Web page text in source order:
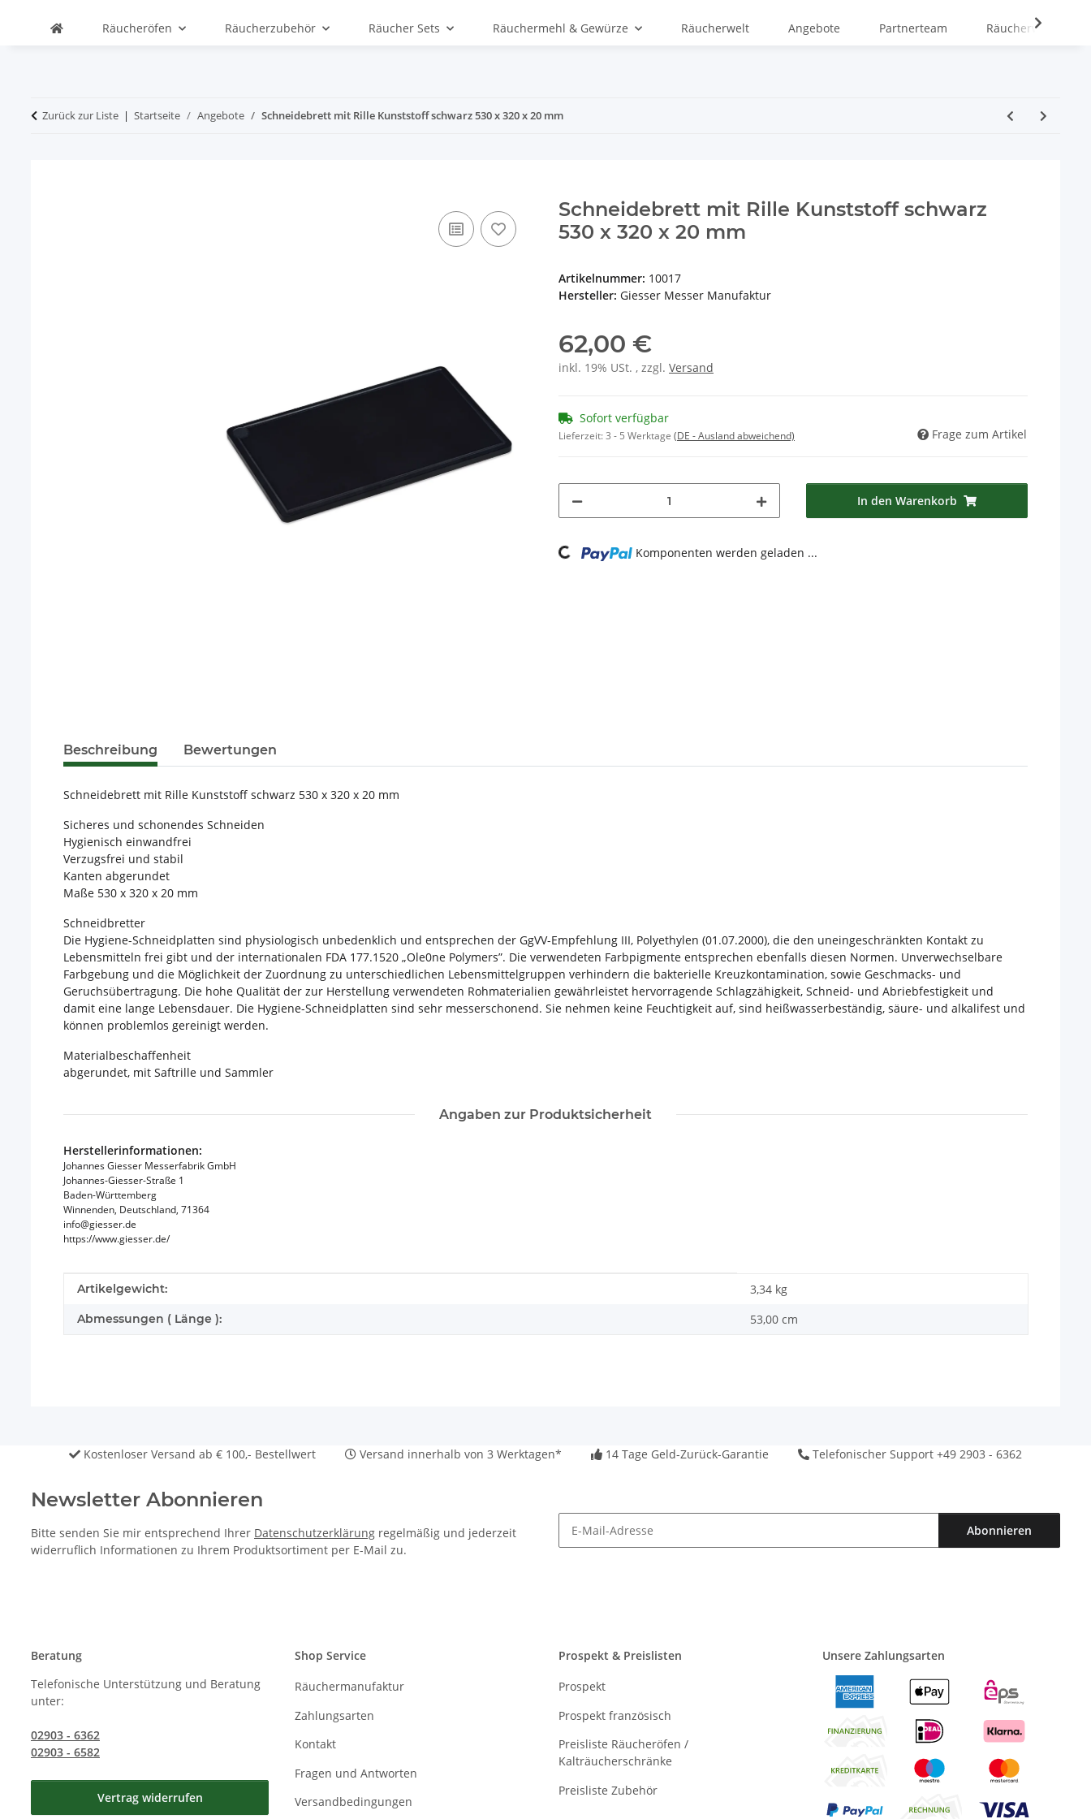
Räucheröfen Räucherzubehör Räucher Sets Räuchermehl & Gewürze Räucherwelt Angebote Partnerteam Räucherwiki
Zurück zur Liste Startseite Angebote Schneidebrett mit Rille Kunststoff schwarz 530 x 320 x 20 mm
Schneidebrett mit Rille Kunststoff schwarz
530 x 320 x 20 mm
Artikelnummer: 10017
Hersteller: Giesser Messer Manufaktur
62,00 €
inkl. 19% USt. , zzgl. Versand
Sofort verfügbar
Lieferzeit:3 - 5 Werktage (DE - Ausland abweichend) Frage zum Artikel
In den Warenkorb
Loading... Komponenten werden geladen ...
Beschreibung Bewertungen
Schneidebrett mit Rille Kunststoff schwarz 530 x 320 x 20 mm
Sicheres und schonendes Schneiden
Hygienisch einwandfrei
Verzugsfrei und stabil
Kanten abgerundet
Maße 530 x 320 x 20 mm
Schneidbretter
Die Hygiene-Schneidplatten sind physiologisch unbedenklich und entsprechen der GgVV-Empfehlung III, Polyethylen (01.07.2000), die den uneingeschränkten Kontakt zu
Lebensmitteln frei gibt und der internationalen FDA 177.1520 „Ole0ne Polymers”. Die verwendeten Farbpigmente entsprechen ebenfalls diesen Normen. Unverwechselbare
Farbgebung und die Möglichkeit der Zuordnung zu unterschiedlichen Lebensmittelgruppen verhindern die bakterielle Kreuzkontamination, sowie Geschmacks- und
Geruchsübertragung. Die hohe Qualität der zur Herstellung verwendeten Rohmaterialien gewährleistet hervorragende Schlagzähigkeit, Schneid- und Abriebfestigkeit und
damit eine lange Lebensdauer. Die Hygiene-Schneidplatten sind sehr messerschonend. Sie nehmen keine Feuchtigkeit auf, sind heißwasserbeständig, säure- und alkalifest und
können problemlos gereinigt werden.
Materialbeschaffenheit
abgerundet, mit Saftrille und Sammler
Angaben zur Produktsicherheit
Herstellerinformationen:
Johannes Giesser Messerfabrik GmbH
Johannes-Giesser-Straße 1
Baden-Württemberg
Winnenden, Deutschland, 71364
info@giesser.de
https://www.giesser.de/
Produkteigenschaft
Wert
Artikelgewicht: 3,34 kg
Abmessungen ( Länge ): 53,00 cm
Kostenloser Versand ab € 100,- Bestellwert Versand innerhalb von 3 Werktagen* 14 Tage Geld-Zurück-Garantie Telefonischer Support +49 2903 - 6362
Newsletter Abonnieren
Bitte senden Sie mir entsprechend Ihrer Datenschutzerklärung regelmäßig und jederzeit
widerruflich Informationen zu Ihrem Produktsortiment per E-Mail zu.
Abonnieren
Beratung
Telefonische Unterstützung und Beratung
unter:
02903 - 6362
02903 - 6582
Vertrag widerrufen
Shop Service
Räuchermanufaktur
Zahlungsarten
Kontakt
Fragen und Antworten
Versandbedingungen
Prospekt & Preislisten
Prospekt
Prospekt französisch
Preisliste Räucheröfen /
Kalträucherschränke
Preisliste Zubehör
Unsere Zahlungsarten